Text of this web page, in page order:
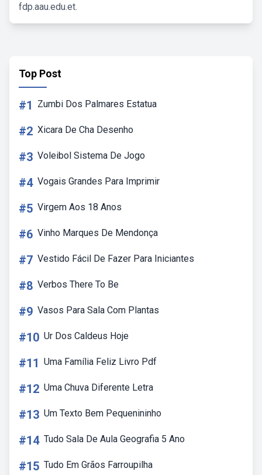
fdp.aau.edu.et.
Top Post
#1 Zumbi Dos Palmares Estatua
#2 Xicara De Cha Desenho
#3 Voleibol Sistema De Jogo
#4 Vogais Grandes Para Imprimir
#5 Virgem Aos 18 Anos
#6 Vinho Marques De Mendonça
#7 Vestido Fácil De Fazer Para Iniciantes
#8 Verbos There To Be
#9 Vasos Para Sala Com Plantas
#10 Ur Dos Caldeus Hoje
#11 Uma Família Feliz Livro Pdf
#12 Uma Chuva Diferente Letra
#13 Um Texto Bem Pequenininho
#14 Tudo Sala De Aula Geografia 5 Ano
#15 Tudo Em Grãos Farroupilha